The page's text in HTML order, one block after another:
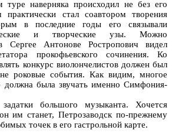
туре наверняка происходил не без его
практически стал соавтором творения
в последние годы его связывали
и творческие узы. Можно
Сергее Антонове Ростропович видел
прокофьевского сочинения. Ко
конкурс виолончелистов должен был
роковые события. Как видим, многое
должна была звучать именно Симфония-
большого музыканта. Хочется
им станет, Петрозаводск по-прежнему
точек в его гастрольной карте.